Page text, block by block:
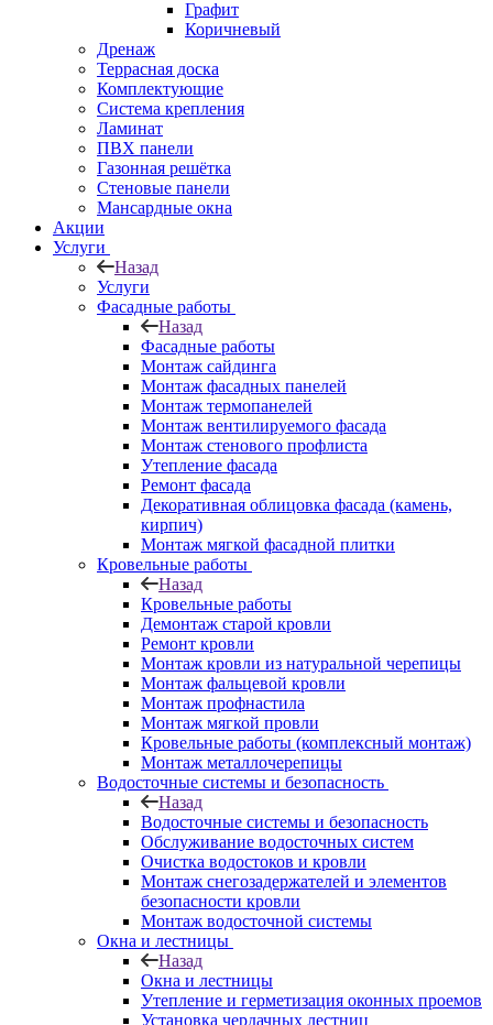
Графит
Коричневый
Дренаж
Террасная доска
Комплектующие
Система крепления
Ламинат
ПВХ панели
Газонная решётка
Стеновые панели
Мансардные окна
Акции
Услуги
Назад
Услуги
Фасадные работы
Назад
Фасадные работы
Монтаж сайдинга
Монтаж фасадных панелей
Монтаж термопанелей
Монтаж вентилируемого фасада
Монтаж стенового профлиста
Утепление фасада
Ремонт фасада
Декоративная облицовка фасада (камень,
кирпич)
Монтаж мягкой фасадной плитки
Кровельные работы
Назад
Кровельные работы
Демонтаж старой кровли
Ремонт кровли
Монтаж кровли из натуральной черепицы
Монтаж фальцевой кровли
Монтаж профнастила
Монтаж мягкой провли
Кровельные работы (комплексный монтаж)
Монтаж металлочерепицы
Водосточные системы и безопасность
Назад
Водосточные системы и безопасность
Обслуживание водосточных систем
Очистка водостоков и кровли
Монтаж снегозадержателей и элементов
безопасности кровли
Монтаж водосточной системы
Окна и лестницы
Назад
Окна и лестницы
Утепление и герметизация оконных проемов
Установка чердачных лестниц